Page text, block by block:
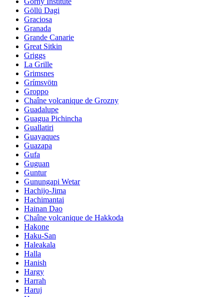
Göllü Dagi
Graciosa
Granada
Grande Canarie
Great Sitkin
Griggs
La Grille
Grimsnes
Grímsvötn
Groppo
Chaîne volcanique de Grozny
Guadalupe
Guagua Pichincha
Guallatiri
Guayaques
Guazapa
Gufa
Guguan
Guntur
Gunungapi Wetar
Hachijo-Jima
Hachimantai
Hainan Dao
Chaîne volcanique de Hakkoda
Hakone
Haku-San
Haleakala
Halla
Hanish
Hargy
Harrah
Haruj